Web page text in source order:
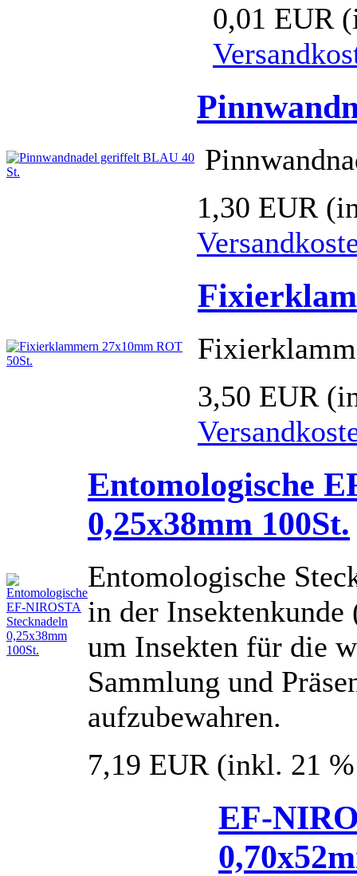
0,01 EUR
1,30 EUR
3,50 EUR
Entomologische
0,25x38mm 100St.
Entomologische
in der
um Insekten für die
Sammlung und
aufzubewahren.
7,19 EUR (inkl. 21
EF-